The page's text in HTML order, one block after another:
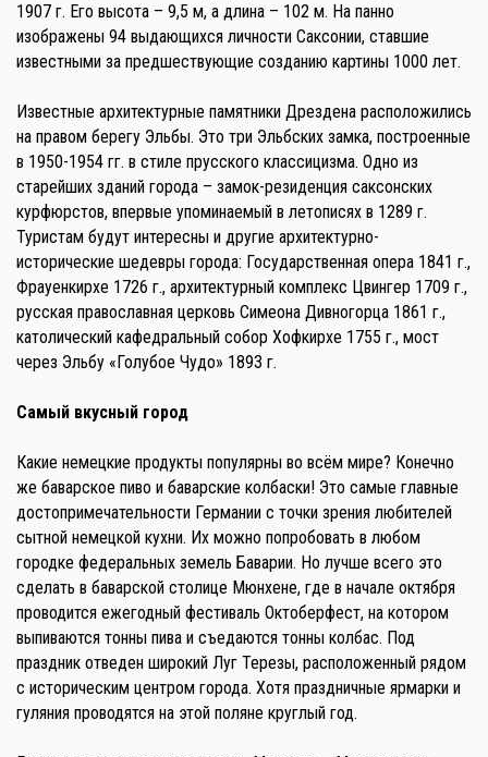
1907 г. Его высота – 9,5 м, а длина – 102 м. На панно
изображены 94 выдающихся личности Саксонии, ставшие
известными за предшествующие созданию картины 1000 лет.
Известные архитектурные памятники Дрездена расположились
на правом берегу Эльбы. Это три Эльбских замка, построенные
в 1950-1954 гг. в стиле прусского классицизма. Одно из
старейших зданий города – замок-резиденция саксонских
курфюрстов, впервые упоминаемый в летописях в 1289 г.
Туристам будут интересны и другие архитектурно-
исторические шедевры города: Государственная опера 1841 г.,
Фрауенкирхе 1726 г., архитектурный комплекс Цвингер 1709 г.,
русская православная церковь Симеона Дивногорца 1861 г.,
католический кафедральный собор Хофкирхе 1755 г., мост
через Эльбу «Голубое Чудо» 1893 г.
Самый вкусный город
Какие немецкие продукты популярны во всём мире? Конечно
же баварское пиво и баварские колбаски! Это самые главные
достопримечательности Германии с точки зрения любителей
сытной немецкой кухни. Их можно попробовать в любом
городке федеральных земель Баварии. Но лучше всего это
сделать в баварской столице Мюнхене, где в начале октября
проводится ежегодный фестиваль Октоберфест, на котором
выпиваются тонны пива и съедаются тонны колбас. Под
праздник отведен широкий Луг Терезы, расположенный рядом
с историческим центром города. Хотя праздничные ярмарки и
гуляния проводятся на этой поляне круглый год.